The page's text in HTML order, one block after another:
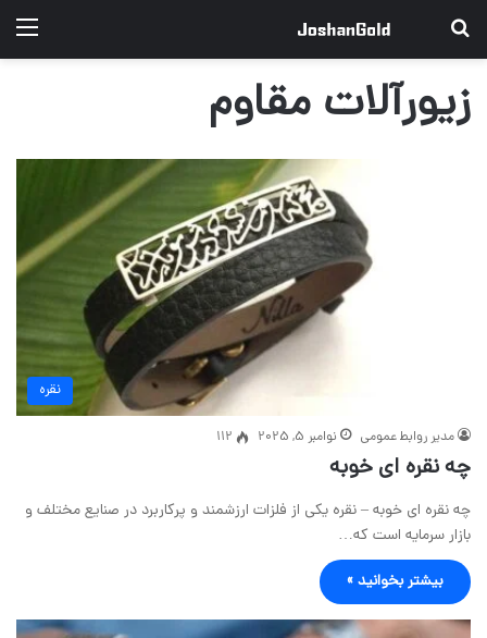
جستجو برای
زیورآلات مقاوم
نقره
مدیر روابط عمومی نوامبر 5, 2025 112
چه نقره ای خوبه
چه نقره ای خوبه – نقره یکی از فلزات ارزشمند و پرکاربرد در صنایع مختلف و
بازار سرمایه است که…
بیشتر بخوانید »